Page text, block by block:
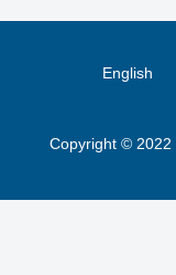
English
Copyright © 2022